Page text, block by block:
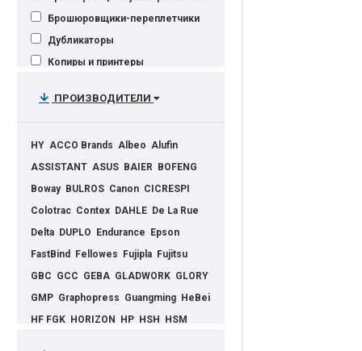
Брошюровщики-переплетчики
Дубликаторы
Копиры и принтеры
МФУ (Многофункциональные
устройства)
Пакетные ламинаторы
Плоттеры
Пресс-ламинаторы
Резаки для бумаги
Серверы
Сканеры
Степлеры
Уничтожители документов
чайники
ПРОИЗВОДИТЕЛИ
HY ACCO Brands Albeo Alufin
ASSISTANT ASUS BAIER
BOFENG
Boway BULROS Canon CICRESPI
Colotrac Contex DAHLE De La Rue
Delta DUPLO Endurance
Epson
FastBind
Fellowes Fujipla Fujitsu
GBC GCC GEBA GLADWORK GLORY
GMP Graphopress Guangming HeBei
HF FGK HORIZON HP HSH
HSM